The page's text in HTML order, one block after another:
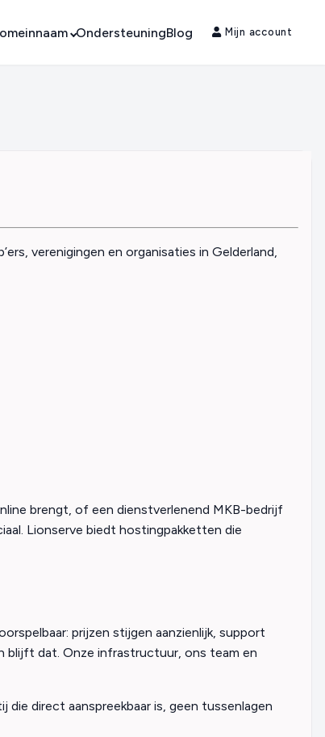
OndersteuningBlog Mijn account
verenigingen en organisaties in Gelderland,
brengt, of een dienstverlenend MKB-bedrijf
Lionserve biedt hostingpakketten die
prijzen stijgen aanzienlijk, support
blijft dat. Onze infrastructuur, ons team en
direct aanspreekbaar is, geen tussenlagen